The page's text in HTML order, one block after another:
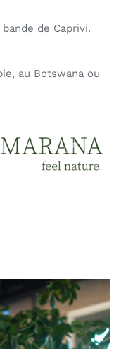
de Caprivi.
au Botswana ou